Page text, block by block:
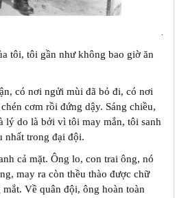
.
tôi, tôi gần như không bao giờ ăn
có nơi ngửi mùi đã bỏ đi, có nơi
cơm rồi đứng dậy. Sáng chiều,
lý‎ do là bởi vì tôi may mắn, tôi sanh
nhất trong đại đội.
cả mặt. Ông lo, con trai ông, nó
may ra còn thều thào được chữ
Về quân đội, ông hoàn toàn